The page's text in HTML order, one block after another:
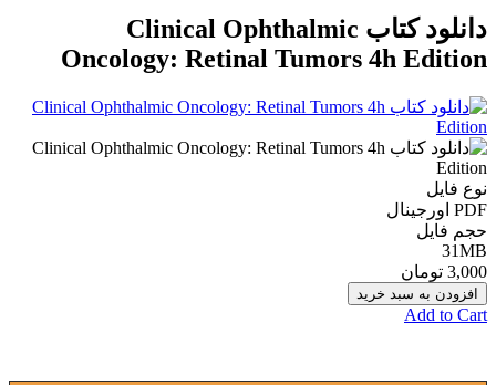
دانلود کتاب Clinical Ophthalmic
Oncology: Retinal Tumors 4h Edition
نوع فایل
PDF اورجينال
حجم فایل
31MB
3,000 تومان
افزودن به سبد خرید
Add to Cart